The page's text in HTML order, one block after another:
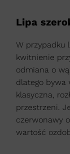
Lipa
W przypadku
kwitnienie
odmiana o
dlatego bywa
klasyczna,
przestrzeni.
czerwonawy
wartość